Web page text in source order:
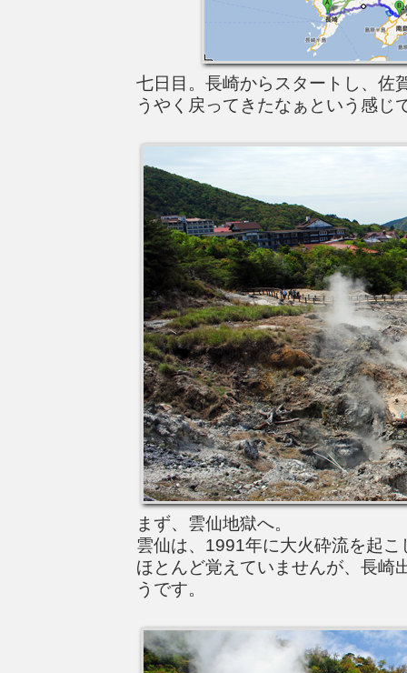
七日目。長崎からスタートし、佐
うやく戻ってきたなぁという感じ
まず、雲仙地獄へ。
雲仙は、1991年に大火砕流を起
ほとんど覚えていませんが、長崎
うです。